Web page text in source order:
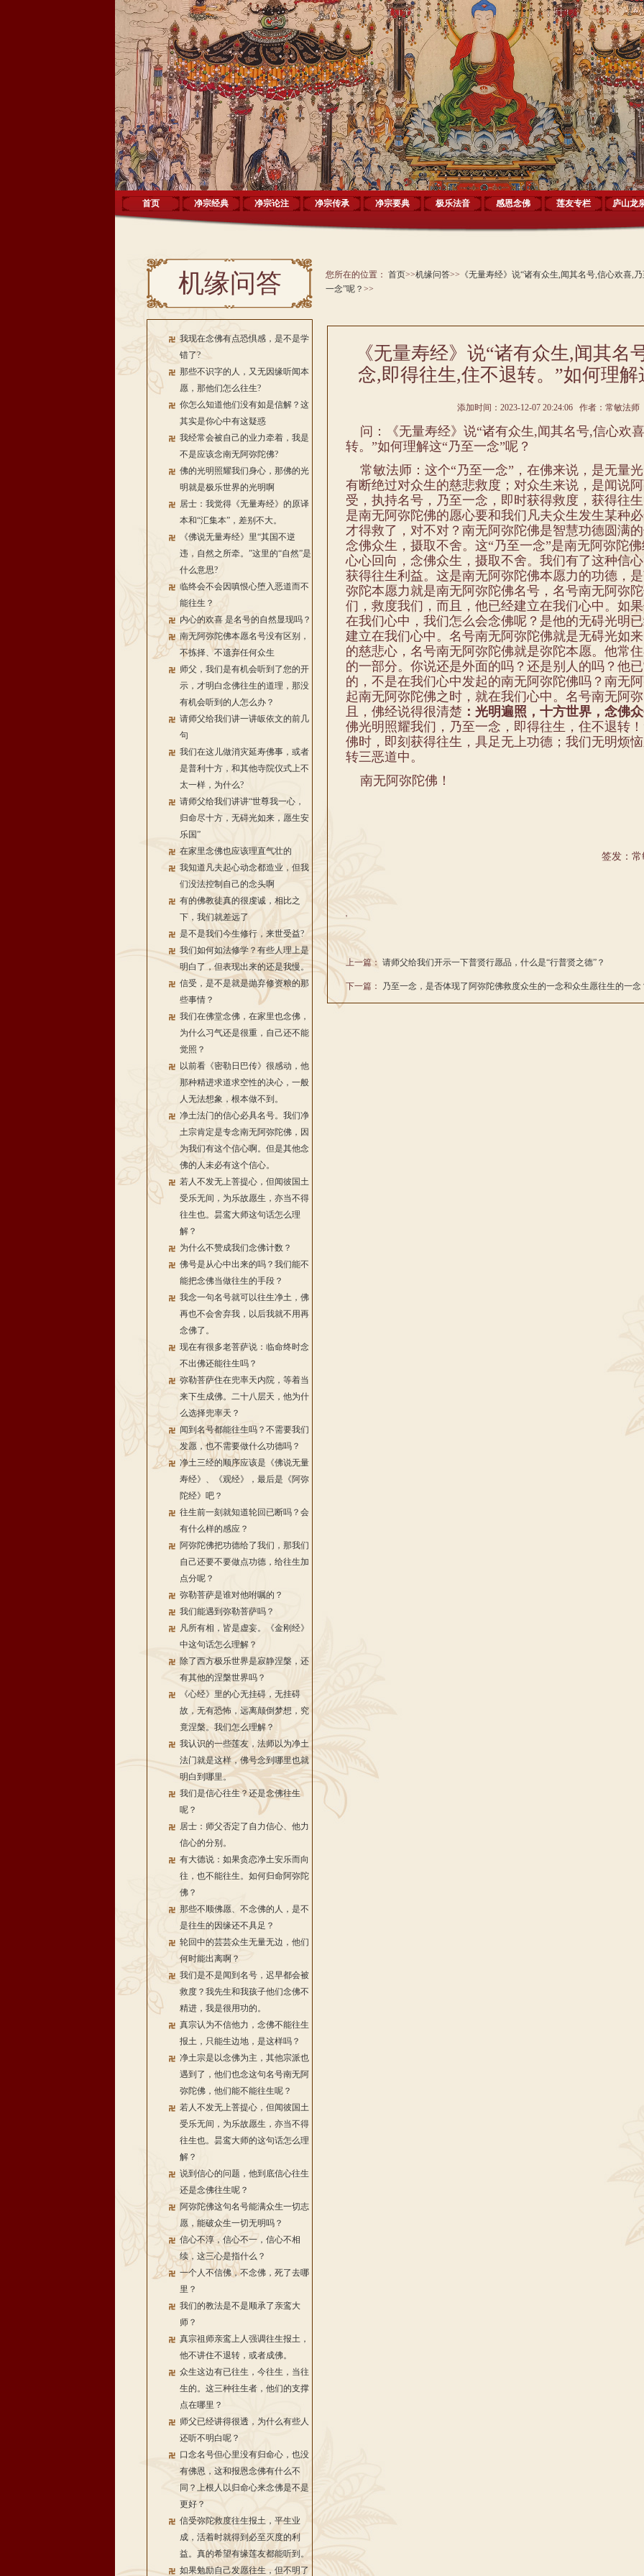
首页 净宗经典 净宗论注 净宗传承 净宗要典 极乐法音 感恩念佛 莲友专栏 庐山龙
机缘问答
我现在念佛有点恐惧感，是不是学
错了?
那些不识字的人，又无因缘听闻本
愿，那他们怎么往生?
你怎么知道他们没有如是信解？这
其实是你心中有这疑惑
我经常会被自己的业力牵着，我是
不是应该念南无阿弥陀佛?
佛的光明照耀我们身心，那佛的光
明就是极乐世界的光明啊
居士：我觉得《无量寿经》的原译
本和“汇集本”，差别不大。
《佛说无量寿经》里“其国不逆
违，自然之所牵。”这里的“自然”是
什么意思?
临终会不会因嗔恨心堕入恶道而不
能往生？
内心的欢喜 是名号的自然显现吗？
南无阿弥陀佛本愿名号没有区别，
不拣择、不遗弃任何众生
师父，我们是有机会听到了您的开
示，才明白念佛往生的道理，那没
有机会听到的人怎么办？
请师父给我们讲一讲皈依文的前几
句
我们在这儿做消灾延寿佛事，或者
是普利十方，和其他寺院仪式上不
太一样，为什么?
请师父给我们讲讲“世尊我一心，
归命尽十方，无碍光如来，愿生安
乐国”
在家里念佛也应该理直气壮的
我知道凡夫起心动念都造业，但我
们没法控制自己的念头啊
有的佛教徒真的很虔诚，相比之
下，我们就差远了
是不是我们今生修行，来世受益?
我们如何如法修学？有些人理上是
明白了，但表现出来的还是我慢。
信受，是不是就是抛弃修资粮的那
些事情？
我们在佛堂念佛，在家里也念佛，
为什么习气还是很重，自己还不能
觉照？
以前看《密勒日巴传》很感动，他
那种精进求道求空性的决心，一般
人无法想象，根本做不到。
净土法门的信心必具名号。我们净
土宗肯定是专念南无阿弥陀佛，因
为我们有这个信心啊。但是其他念
佛的人未必有这个信心。
若人不发无上菩提心，但闻彼国土
受乐无间，为乐故愿生，亦当不得
往生也。昙鸾大师这句话怎么理
解？
为什么不赞成我们念佛计数？
佛号是从心中出来的吗？我们能不
能把念佛当做往生的手段？
我念一句名号就可以往生净土，佛
再也不会舍弃我，以后我就不用再
念佛了。
现在有很多老菩萨说：临命终时念
不出佛还能往生吗？
弥勒菩萨住在兜率天内院，等着当
来下生成佛。二十八层天，他为什
么选择兜率天？
闻到名号都能往生吗？不需要我们
发愿，也不需要做什么功德吗？
净土三经的顺序应该是《佛说无量
寿经》、《观经》，最后是《阿弥
陀经》吧？
往生前一刻就知道轮回已断吗？会
有什么样的感应？
阿弥陀佛把功德给了我们，那我们
自己还要不要做点功德，给往生加
点分呢？
弥勒菩萨是谁对他咐嘱的？
我们能遇到弥勒菩萨吗？
凡所有相，皆是虚妄。《金刚经》
中这句话怎么理解？
除了西方极乐世界是寂静涅槃，还
有其他的涅槃世界吗？
《心经》里的心无挂碍，无挂碍
故，无有恐怖，远离颠倒梦想，究
竟涅槃。我们怎么理解？
我认识的一些莲友，法师以为净土
法门就是这样，佛号念到哪里也就
明白到哪里。
我们是信心往生？还是念佛往生
呢？
居士：师父否定了自力信心、他力
信心的分别。
有大德说：如果贪恋净土安乐而向
往，也不能往生。如何归命阿弥陀
佛？
那些不顺佛愿、不念佛的人，是不
是往生的因缘还不具足？
轮回中的芸芸众生无量无边，他们
何时能出离啊？
我们是不是闻到名号，迟早都会被
救度？我先生和我孩子他们念佛不
精进，我是很用功的。
真宗认为不信他力，念佛不能往生
报土，只能生边地，是这样吗？
净土宗是以念佛为主，其他宗派也
遇到了，他们也念这句名号南无阿
弥陀佛，他们能不能往生呢？
若人不发无上菩提心，但闻彼国土
受乐无间，为乐故愿生，亦当不得
往生也。昙鸾大师的这句话怎么理
解？
说到信心的问题，他到底信心往生
还是念佛往生呢？
阿弥陀佛这句名号能满众生一切志
愿，能破众生一切无明吗？
信心不淳，信心不一，信心不相
续，这三心是指什么？
一个人不信佛，不念佛，死了去哪
里？
我们的教法是不是顺承了亲鸾大
师？
真宗祖师亲鸾上人强调往生报土，
他不讲住不退转，或者成佛。
众生这边有已往生，今往生，当往
生的。这三种往生者，他们的支撑
点在哪里？
师父已经讲得很透，为什么有些人
还听不明白呢？
口念名号但心里没有归命心，也没
有佛恩，这和报恩念佛有什么不
同？上根人以归命心来念佛是不是
更好？
信受弥陀救度往生报土，平生业
成，活着时就得到必至灭度的利
益。真的希望有缘莲友都能听到。
如果勉励自己发愿往生，但不明了
您所在的位置： 首页>>机缘问答>> 《无量寿经》说“诸有众生,闻其名号,信心欢喜,
一念”呢？ >>
《无量寿经》说“诸有众生,闻其名
念,即得往生,住不退转。”如何理解
添加时间：2023-12-07 20:24:06 作者：常敏法师
问：《无量寿经》说“诸有众生,闻其名号,信心欢
转。”如何理解这“乃至一念”呢？
常敏法师：这个“乃至一念”，在佛来说，是无量
有断绝过对众生的慈悲救度；对众生来说，是闻说
受，执持名号，乃至一念，即时获得救度，获得往
是南无阿弥陀佛的愿心要和我们凡夫众生发生某种
才得救了，对不对？南无阿弥陀佛是智慧功德圆满
念佛众生，摄取不舍。这“乃至一念”是南无阿弥陀
心心回向，念佛众生，摄取不舍。我们有了这种信
获得往生利益。这是南无阿弥陀佛本愿力的功德，
弥陀本愿力就是南无阿弥陀佛名号，名号南无阿弥
们，救度我们，而且，他已经建立在我们心中。如
在我们心中，我们怎么会念佛呢？是他的无碍光明
建立在我们心中。名号南无阿弥陀佛就是无碍光如
的慈悲心，名号南无阿弥陀佛就是弥陀本愿。他常
的一部分。你说还是外面的吗？还是别人的吗？他
的，不是在我们心中发起的南无阿弥陀佛吗？南无
起南无阿弥陀佛之时，就在我们心中。名号南无阿
且，佛经说得很清楚 ：光明遍照，十方世界，念佛
佛光明照耀我们，乃至一念，即得往生，住不退转
佛时，即刻获得往生，具足无上功德；我们无明烦
转三恶道中。
南无阿弥陀佛！
签发：
'
上一篇： 请师父给我们开示一下普贤行愿品，什么是“行普贤之德”？
下一篇： 乃至一念，是否体现了阿弥陀佛救度众生的一念和众生愿往生的一念